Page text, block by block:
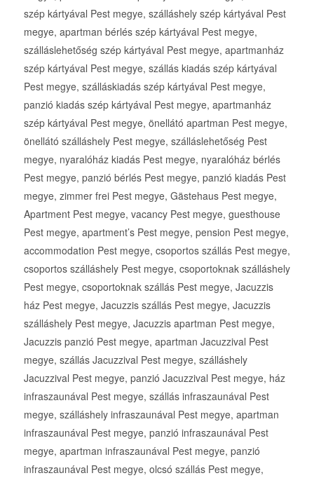
szép kártyával Pest megye, szálláshely szép kártyával Pest
megye, apartman bérlés szép kártyával Pest megye,
szálláslehetőség szép kártyával Pest megye, apartmanház
szép kártyával Pest megye, szállás kiadás szép kártyával
Pest megye, szálláskiadás szép kártyával Pest megye,
panzió kiadás szép kártyával Pest megye, apartmanház
szép kártyával Pest megye, önellátó apartman Pest megye,
önellátó szálláshely Pest megye, szálláslehetőség Pest
megye, nyaralóház kiadás Pest megye, nyaralóház bérlés
Pest megye, panzió bérlés Pest megye, panzió kiadás Pest
megye, zimmer frei Pest megye, Gästehaus Pest megye,
Apartment Pest megye, vacancy Pest megye, guesthouse
Pest megye, apartment’s Pest megye, pension Pest megye,
accommodation Pest megye, csoportos szállás Pest megye,
csoportos szálláshely Pest megye, csoportoknak szálláshely
Pest megye, csoportoknak szállás Pest megye, Jacuzzis
ház Pest megye, Jacuzzis szállás Pest megye, Jacuzzis
szálláshely Pest megye, Jacuzzis apartman Pest megye,
Jacuzzis panzió Pest megye, apartman Jacuzzival Pest
megye, szállás Jacuzzival Pest megye, szálláshely
Jacuzzival Pest megye, panzió Jacuzzival Pest megye, ház
infraszaunával Pest megye, szállás infraszaunával Pest
megye, szálláshely infraszaunával Pest megye, apartman
infraszaunával Pest megye, panzió infraszaunával Pest
megye, apartman infraszaunával Pest megye, panzió
infraszaunával Pest megye, olcsó szállás Pest megye,